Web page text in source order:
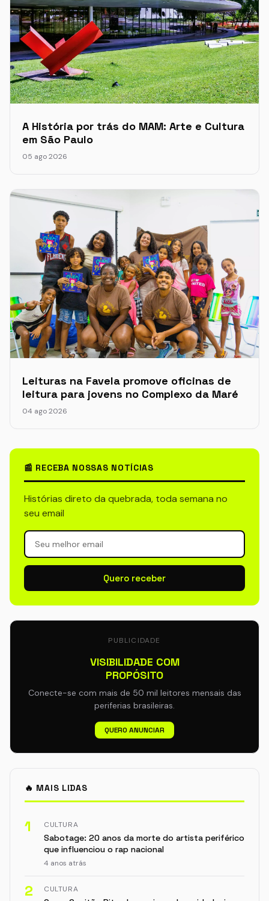
A História por trás do MAM: Arte e Cultura
em São Paulo
05 ago 2026
Leituras na Favela promove oficinas de
leitura para jovens no Complexo da Maré
04 ago 2026
📰 RECEBA NOSSAS NOTÍCIAS
Histórias direto da quebrada, toda semana no
seu email
Quero receber
PUBLICIDADE
VISIBILIDADE COM
PROPÓSITO
Conecte-se com mais de 50 mil leitores mensais das
periferias brasileiras.
QUERO ANUNCIAR
🔥 MAIS LIDAS
1 CULTURA
Sabotage: 20 anos da morte do artista periférico
que influenciou o rap nacional
4 anos atrás
2 CULTURA